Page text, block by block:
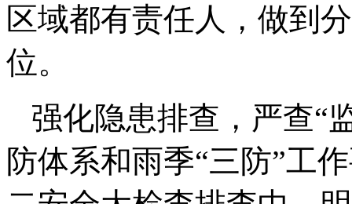
区域都有责任人，做到
位。
强化隐患排查，严查“
防体系和雨季“三防”工